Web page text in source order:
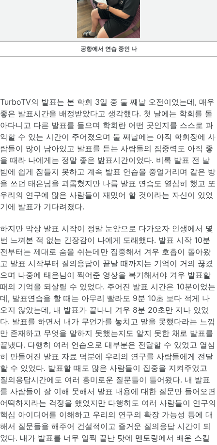
공항에서 연습 중인 나
TurboTV의 발표는 본 학회 3일 중 둘 째날 오전이었는데, 매우
좋은 발표시간을 배정받았다고 생각했다. 첫 날에는 학회를 돌
아다니고 다른 발표를 들으며 학회란 어떤 곳인지를 스스로 파
악할 수 있는 시간이 주어졌으며 둘 째날에는 아직 학회장에 사
람들이 많이 남아있고 발표를 듣는 사람들의 집중력도 아직 좋
을 때라 나에게는 정말 좋은 밢표시간이었다. 비록 발표 전 날
밤에 쉽게 잠들지 못하고 계속 발표 연습을 중얼거리며 같은 방
을 쓰던 태은님을 괴롭혔지만 나름 발표 연습도 열심히 했고 또
우리의 연구에 많은 사람들이 재밌어 할 것이라는 자신이 있었
기에 발표가 기다려졌다.
하지만 막상 발표 시작이 정말 눈앞으로 다가오자 인생에서 몇
번 느껴본 적 없는 긴장감이 나에게 도래했다. 발표 시작 10분
전부터는 제대로 숨을 쉬는데만 집중해서 겨우 호흡이 돌아왔
고 발표 시작부터 질의응답이 끝날 때까지는 기억이 거의 끊겼
으며 나중에 태은님이 찍어준 영상을 복기해서야 겨우 발표할
때의 기억을 되살릴 수 있었다. 주어진 발표 시간은 10분이었는
데, 발표연습을 할 때는 아무리 빨라도 9분 10초 보다 적게 나
오지 않았는데, 내 발표가 끝나니 겨우 8분 20초만 지나 있었
다. 발표를 하면서 내가 무언가를 놓치고 말을 못했다라는 느낌
만 존재하고 무엇을 말하지 못했는지도 알지 못한 채로 발표를
끝냈다. 다행히 여러 연습으로 대부분은 전달할 수 있었고 열심
히 만들어진 발표 자료 덕분에 우리의 연구를 사람들에게 전달
할 수 있었다. 발표할 때도 많은 사람들이 집중을 지켜주었고
질의응답시간에도 여러 흥미로운 질문들이 들어왔다. 내 발표
를 사람들이 잘 이해 못해서 발표 내용에 대한 질문만 들어오면
어떡하지라는 걱정을 했었지만 다행히도 여러 사람들이 연구의
핵심 아이디어를 이해하고 우리의 연구의 확장 가능성 등에 대
해서 질문들을 해주어 건설적이고 즐거운 질의응답 시간이 되
었다. 내가 발표를 너무 일찍 끝난 탓에 멘토링에서 배운 스킬